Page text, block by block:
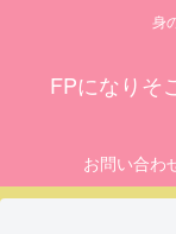
身
FPになりそ
お問い合わ